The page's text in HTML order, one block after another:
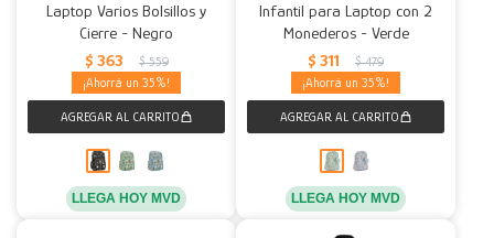
Laptop Varios Bolsillos y
Cierre - Negro
$ 363 $ 559
35
LLEGA HOY MVD
Infantil para Laptop con 2
Monederos - Verde
$ 311 $ 479
35
LLEGA HOY MVD